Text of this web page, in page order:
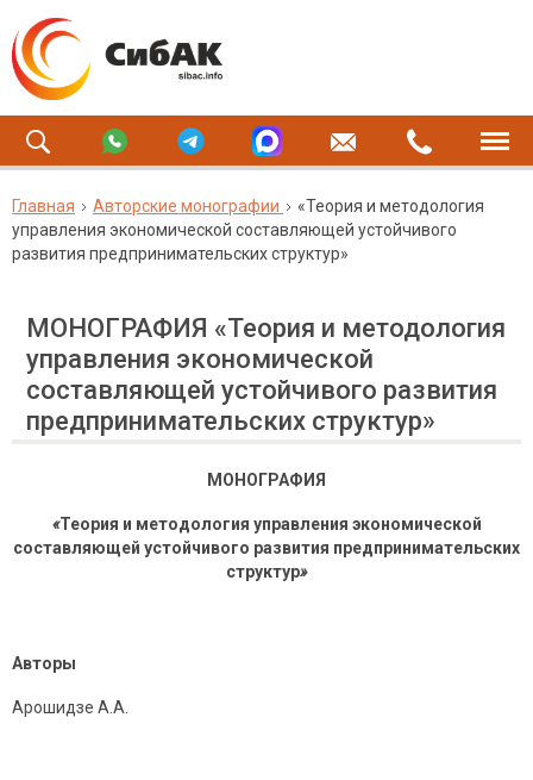
Главная Авторские монографии
«Теория и методология
управления экономической составляющей устойчивого
развития предпринимательских структур»
МОНОГРАФИЯ «Теория и методология
управления экономической
составляющей устойчивого развития
предпринимательских структур»
МОНОГРАФИЯ
«Теория и методология управления экономической
составляющей устойчивого развития предпринимательских
структур»
Авторы
Арошидзе А.А.